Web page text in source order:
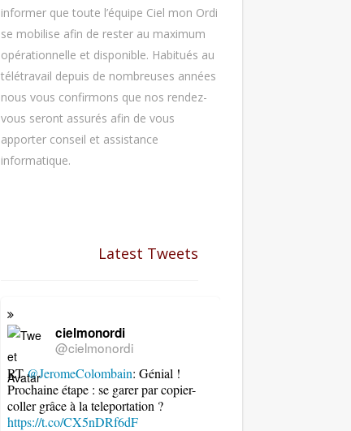
informer que toute l’équipe Ciel mon Ordi
se mobilise afin de rester au maximum
opérationnelle et disponible. Habitués au
télétravail depuis de nombreuses années
nous vous confirmons que nos rendez-
vous seront assurés afin de vous
apporter conseil et assistance
informatique.
Latest Tweets
cielmonordi
@cielmonordi
RT@JeromeColombain: Génial !
Prochaine étape : se garer par copier-
coller grâce à la teleportation ?
https://t.co/CX5nDRf6dF